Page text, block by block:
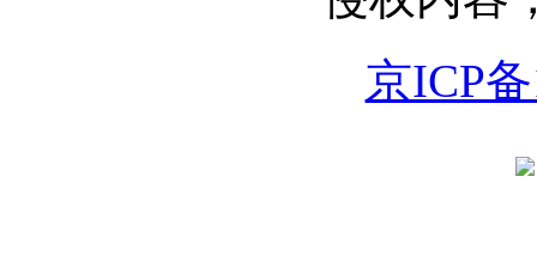
京ICP